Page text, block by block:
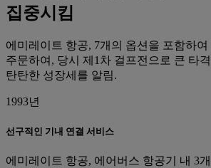
집중시킴
에미레이트 항공, 7개의 옵션을 포함하여
주문하여, 당시 제1차 걸프전으로 큰 타
탄탄한 성장세를 알림.
1993년
선구적인 기내 연결 서비스
에미레이트 항공, 에어버스 항공기 내 3